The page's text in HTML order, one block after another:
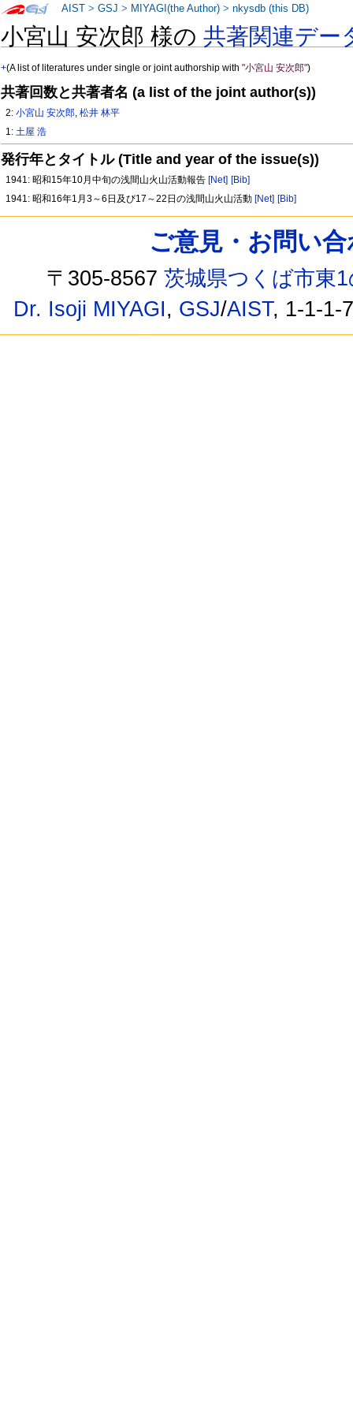
小宮山 安次郎 様の共著関連デー
+(A list of literatures under single or joint authorship with"小宮山 安次郎")
共著回数と共著者名 (a list of the joint author(s))
2:小宮山 安次郎,松井 林平
1:土屋 浩
発行年とタイトル (Title and year of the issue(s))
1941: 昭和15年10月中旬の浅間山火山活動報告 [Net] [Bib]
1941: 昭和16年1月3～6日及び17～22日の浅間山火山活動 [Net] [Bib]
AIST >GSJ > MIYAGI(the Author) >nkysdb (this DB)
ご意見・お問い
〒305-8567茨城県つくば市東
Dr. Isoji MIYAGI, GSJ/AIST, 1-1-1-